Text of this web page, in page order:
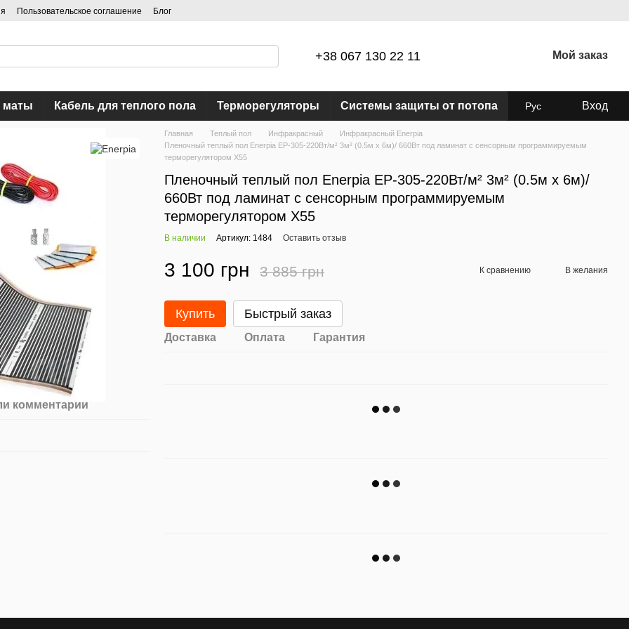
Пользовательское соглашение Блог
+38 067 130 22 11 Мой заказ
маты Кабель для теплого пола Терморегуляторы Системы защиты от потопа Рус Вход
комментарий
Главная Теплый пол Инфракрасный
Инфракрасный Enerpia
Пленочный теплый пол Enerpia EP-305-220Вт/м² 3м² (0.5м х 6м)/ 660Вт под ламинат с сенсорным программируемым
терморегулятором Х55
Пленочный теплый пол Enerpia EP-305-220Вт/м² 3м² (0.5м х 6м)/
660Вт под ламинат с сенсорным программируемым
терморегулятором Х55
В наличии Артикул: 1484 Оставить отзыв
3 100 грн 3 885 грн К сравнению В желания
Купить Быстрый заказ
Доставка Оплата Гарантия